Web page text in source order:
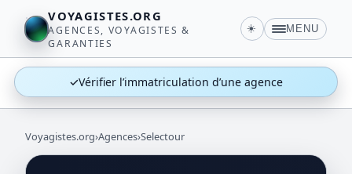
VOYAGISTES.ORG
AGENCES, VOYAGISTES &
GARANTIES
☀️ MENU
✓Vérifier l’immatriculation d’une agence
Voyagistes.org›Agences›Selectour